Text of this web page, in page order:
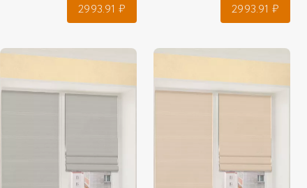
2993.91 ₽ 2993.91 ₽